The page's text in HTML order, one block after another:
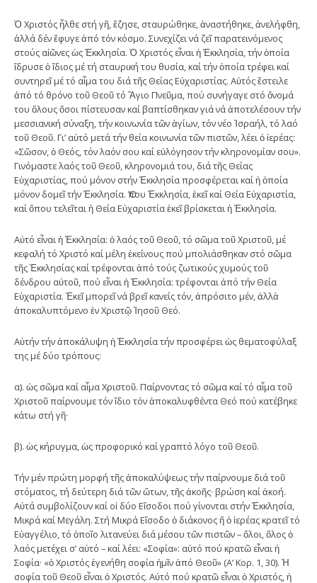
Ὁ Χριστός ἦλθε στή γῆ, ἔζησε, σταυρώθηκε, ἀναστήθηκε, ἀνελήφθη,
ἀλλά δέν ἔφυγε ἀπό τόν κόσμο. Συνεχίζει νά ζεῖ παρατεινόμενος
στούς αἰῶνες ὡς Ἐκκλησία. Ὁ Χριστός εἶναι ἡ Ἐκκλησία, τήν ὁποία
ἵδρυσε ὁ ἴδιος μέ τή σταυρική του θυσία, καί τήν ὁποία τρέφει καί
συντηρεῖ μέ τό αἷμα του διά τῆς Θείας Εὐχαριστίας. Αὐτός ἔστειλε
ἀπό τό θρόνο τοῦ Θεοῦ τό Ἅγιο Πνεῦμα, πού συνήγαγε στό ὄνομά
του ὅλους ὅσοι πίστευσαν καί βαπτίσθηκαν γιά νά ἀποτελέσουν τήν
μεσσιανική σύναξη, τήν κοινωνία τῶν ἁγίων, τόν νέο Ἰσραήλ, τό λαό
τοῦ Θεοῦ. Γι’ αὐτό μετά τήν θεία κοινωνία τῶν πιστῶν, λέει ὁ ἱερέας:
«Σῶσον, ὁ Θεός, τόν λαόν σου καί εὐλόγησον τήν κληρονομίαν σου».
Γινόμαστε λαός τοῦ Θεοῦ, κληρονομιά του, διά τῆς Θείας
Εὐχαριστίας, πού μόνον στήν Ἐκκλησία προσφέρεται καί ἡ ὁποία
μόνον δομεῖ τήν Ἐκκλησία. Ὅπου Ἐκκλησία, ἐκεῖ καί Θεία Εὐχαριστία,
καί ὅπου τελεῖται ἡ Θεία Εὐχαριστία ἐκεῖ βρίσκεται ἡ Ἐκκλησία.
Αὐτό εἶναι ἡ Ἐκκλησία: ὁ λαός τοῦ Θεοῦ, τό σῶμα τοῦ Χριστοῦ, μέ
κεφαλή τό Χριστό καί μέλη ἐκείνους πού μπολιάσθηκαν στό σῶμα
τῆς Ἐκκλησίας καί τρέφονται ἀπό τούς ζωτικούς χυμούς τοῦ
δένδρου αὐτοῦ, πού εἶναι ἡ Ἐκκλησία: τρέφονται ἀπό τήν Θεία
Εὐχαριστία. Ἐκεῖ μπορεῖ νά βρεῖ κανείς τόν, ἀπρόσιτο μέν, ἀλλὰ
ἀποκαλυπτόμενο ἐν Χριστῷ Ἰησοῦ Θεό.
Αὐτήν τήν ἀποκάλυψη ἡ Ἐκκλησία τήν προσφέρει ὡς θεματοφύλαξ
της μέ δύο τρόπους:
α). ὡς σῶμα καί αἷμα Χριστοῦ. Παίρνοντας τό σῶμα καί τό αἷμα τοῦ
Χριστοῦ παίρνουμε τόν ἴδιο τόν ἀποκαλυφθέντα Θεό πού κατέβηκε
κάτω στή γῆ·
β). ὡς κήρυγμα, ὡς προφορικό καί γραπτό λόγο τοῦ Θεοῦ.
Τήν μέν πρώτη μορφή τῆς ἀποκαλύψεως τήν παίρνουμε διά τοῦ
στόματος, τή δεύτερη διά τῶν ὤτων, τῆς ἀκοῆς· βρώση καί ἀκοή.
Αὐτά συμβολίζουν καί οἱ δύο Εἴσοδοι πού γίνονται στήν Ἐκκλησία,
Μικρά καί Μεγάλη. Στή Μικρά Εἴσοδο ὁ διάκονος ἤ ὁ ἱερέας κρατεῖ τό
Εὐαγγέλιο, τό ὁποῖο λιτανεύει διά μέσου τῶν πιστῶν – ὅλοι, ὅλος ὁ
λαός μετέχει σ’ αὐτό – καί λέει: «Σοφία»: αὐτό πού κρατῶ εἶναι ἡ
Σοφία· «ὁ Χριστός ἐγενήθη σοφία ἡμῖν ἀπό Θεοῦ» (Α’ Κορ. 1, 30). Ἡ
σοφία τοῦ Θεοῦ εἶναι ὁ Χριστός. Αὐτό πού κρατῶ εἶναι ὁ Χριστός, ἡ